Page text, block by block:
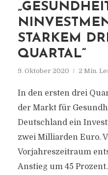
STARKEM
QUARTAL“
9. Oktober 2020 2 Min.
In den ersten drei
der Markt für
Deutschland ein
zwei Milliarden Euro.
Vorjahreszeitraum
Anstieg um 45